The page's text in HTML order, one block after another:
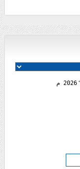
2026 م